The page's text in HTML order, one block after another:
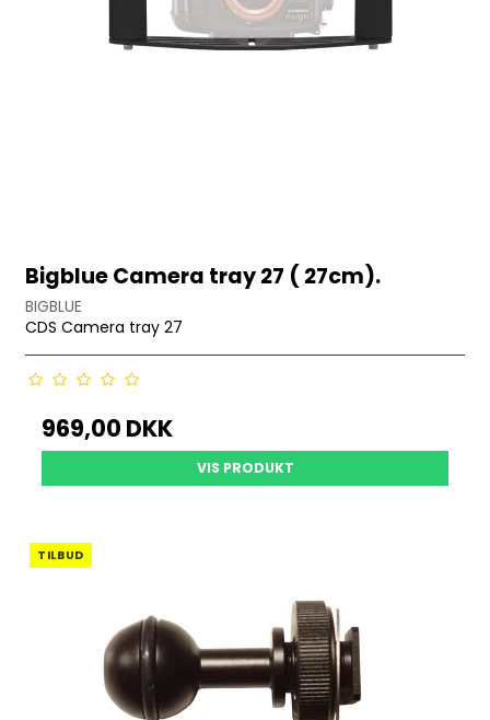
Bigblue Camera tray 27 ( 27cm).
BIGBLUE
CDS Camera tray 27
969,00 DKK
VIS PRODUKT
TILBUD